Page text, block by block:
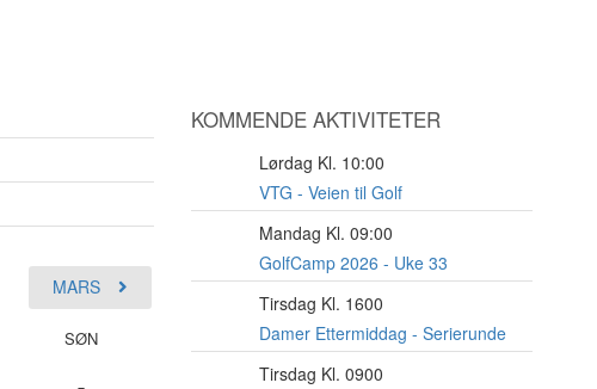
MARS
SØN
KOMMENDE AKTIVITETER
Lørdag Kl. 10:00
VTG - Veien til Golf
Mandag Kl. 09:00
GolfCamp 2026 - Uke 33
Tirsdag Kl. 1600
Damer Ettermiddag - Serierunde
Tirsdag Kl. 0900